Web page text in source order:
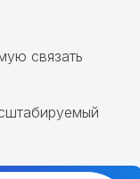
связать